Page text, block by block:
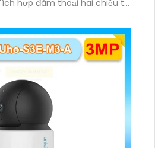
hợp đàm thoại hai chiều to